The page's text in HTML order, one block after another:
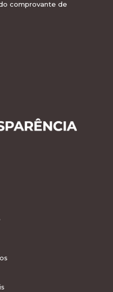
comprovante de